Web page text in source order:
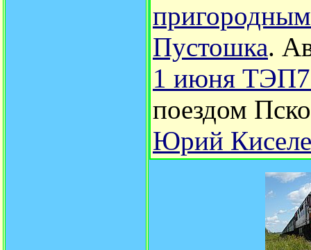
Пустошка.
1 июня
поездом
Юрий